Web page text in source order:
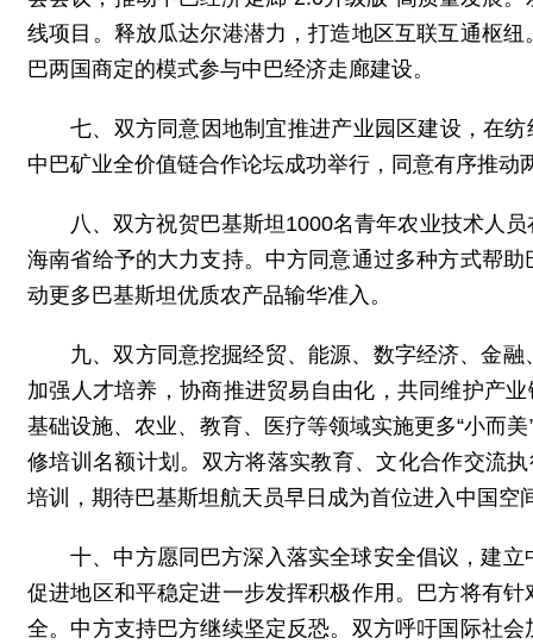
线项目。释放瓜达尔港潜力，打造地区互联互通枢
巴两国商定的模式参与中巴经济走廊建设。
七、双方同意因地制宜推进产业园区建设，在
中巴矿业全价值链合作论坛成功举行，同意有序推动
八、双方祝贺巴基斯坦1000名青年农业技术人
海南省给予的大力支持。中方同意通过多种方式帮
动更多巴基斯坦优质农产品输华准入。
九、双方同意挖掘经贸、能源、数字经济、金
加强人才培养，协商推进贸易自由化，共同维护产
基础设施、农业、教育、医疗等领域实施更多“小而
修培训名额计划。双方将落实教育、文化合作交流
培训，期待巴基斯坦航天员早日成为首位进入中国
十、中方愿同巴方深入落实全球安全倡议，建
促进地区和平稳定进一步发挥积极作用。巴方将有
全。中方支持巴方继续坚定反恐。双方呼吁国际社